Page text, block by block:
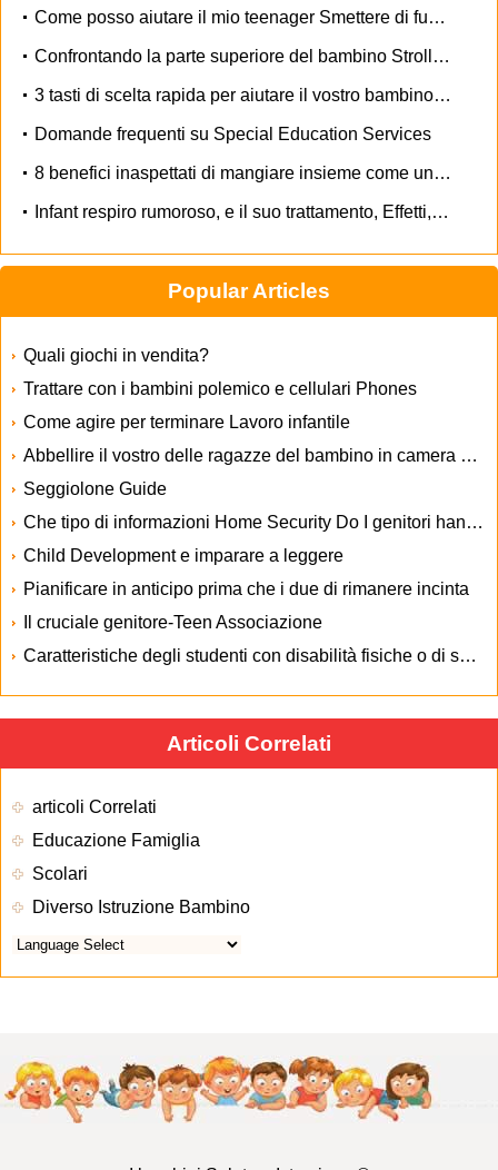
Come posso aiutare il mio teenager Smettere di fumare per sempre?
Confrontando la parte superiore del bambino Strollers
3 tasti di scelta rapida per aiutare il vostro bambino dormire tutta la notte
Domande frequenti su Special Education Services
8 benefici inaspettati di mangiare insieme come una famiglia
Infant respiro rumoroso, e il suo trattamento, Effetti, cause, la prevenzione
Popular Articles
Quali giochi in vendita?
Trattare con i bambini polemico e cellulari Phones
Come agire per terminare Lavoro infantile
Abbellire il vostro delle ragazze del bambino in camera con Ladybug del bambino Biancheria da letto
Seggiolone Guide
Che tipo di informazioni Home Security Do I genitori hanno bisogno
Child Development e imparare a leggere
Pianificare in anticipo prima che i due di rimanere incinta
Il cruciale genitore-Teen Associazione
Caratteristiche degli studenti con disabilità fisiche o di salute
Articoli Correlati
articoli Correlati
Educazione Famiglia
Scolari
Diverso Istruzione Bambino